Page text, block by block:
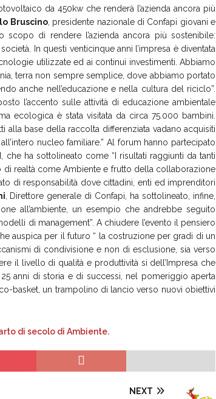
da 450kw che renderà l’azienda ancora più
Bruscino, presidente nazionale di Confapi giovani e
di rendere l’azienda ancora più sostenibile:
In questi venticinque anni l’impresa è diventata
utilizzate ed ai continui investimenti. Abbiamo
terra non sempre semplice, dove abbiamo portato
anche nell’educazione e nella cultura del riciclo”.
l’accento sulle attività di educazione ambientale
ecologica è stata visitata da circa 75.000 bambini.
alla base della raccolta differenziata vadano acquisiti
nucleo familiare.” Al forum hanno partecipato
che ha sottolineato come “I risultati raggiunti da tanti
di realtà come Ambiente e frutto della collaborazione
di responsabilità dove cittadini, enti ed imprenditori
, Direttore generale di Confapi, ha sottolineato, infine,
all’ambiente, un esempio che andrebbe seguito
di management”. A chiudere l’evento il pensiero
auspica per il futuro “ la costruzione per gradi di un
di condivisione e non di esclusione, sia verso
il livello di qualità e produttività si dell’Impresa che
anni di storia e di successi, nel pomeriggio aperta
basket, un trampolino di lancio verso nuovi obiettivi
NEXT